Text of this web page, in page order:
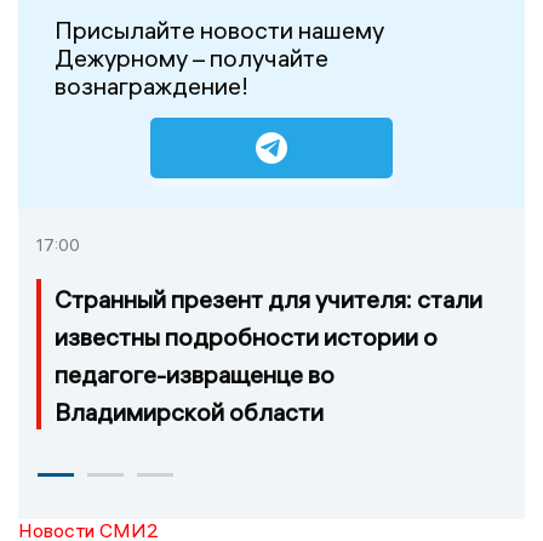
Присылайте новости нашему
Дежурному – получайте
вознаграждение!
17:00
Странный презент для учителя: стали
известны подробности истории о
педагоге-извращенце во
Владимирской области
Новости СМИ2